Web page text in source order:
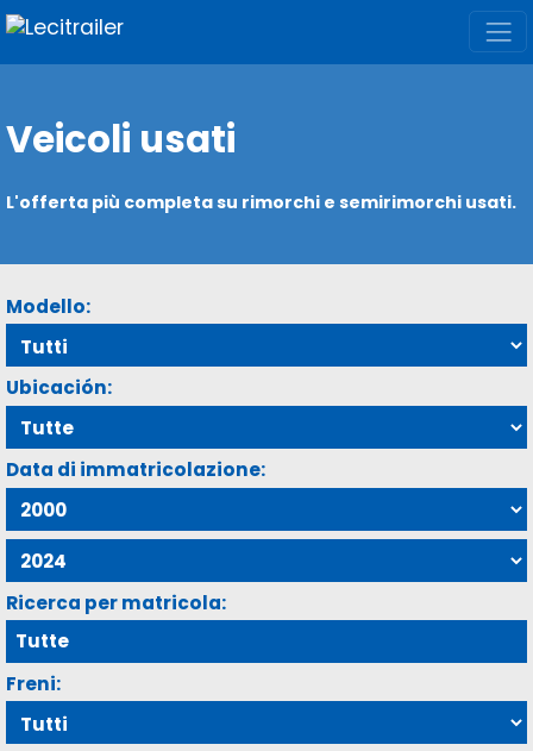
Veicoli usati
L'offerta più completa su rimorchi e semirimorchi usati.
Modello:
Ubicación:
Data di immatricolazione:
Ricerca per matricola:
Freni: